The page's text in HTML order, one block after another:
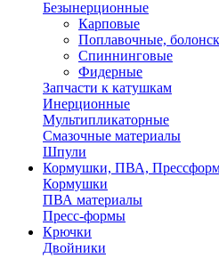
Безынерционные
Карповые
Поплавочные,
Спиннинговые
Фидерные
Запчасти к катушкам
Инерционные
Мультипликаторные
Смазочные материалы
Шпули
Кормушки, ПВА,
Кормушки
ПВА материалы
Пресс-формы
Крючки
Двойники